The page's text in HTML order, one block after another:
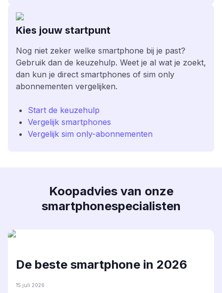
Kies jouw startpunt
Nog niet zeker welke smartphone bij je past?
Gebruik dan de keuzehulp. Weet je al wat je zoekt,
dan kun je direct smartphones of sim only
abonnementen vergelijken.
Start de keuzehulp
Vergelijk smartphones
Vergelijk sim only-abonnementen
Koopadvies van onze
smartphonespecialisten
De beste smartphone in 2026
15 juli 2026